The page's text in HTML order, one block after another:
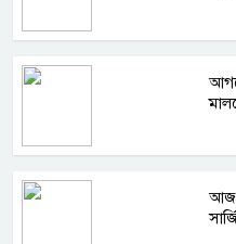
আজ